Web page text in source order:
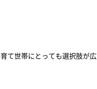
て世帯にとっても選択肢が広